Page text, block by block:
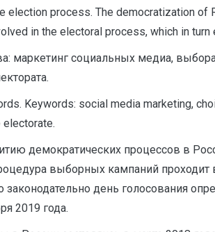
election process. The democratization
in the electoral process, which in
маркетинг социальных медиа,
Keywords: social media marketing,
electorate.
демократических процессов в
выборных кампаний
законодательно день голосования
2019 года.